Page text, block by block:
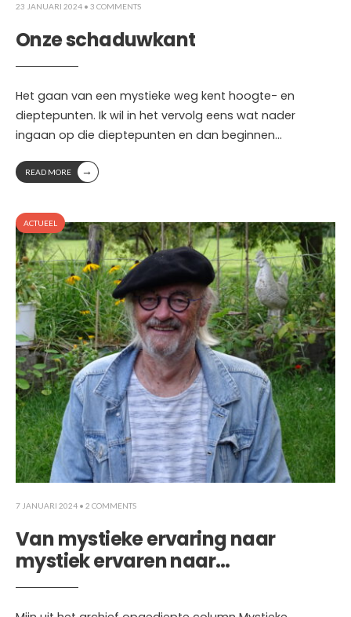
23 JANUARI 2024 • 3 COMMENTS
Onze schaduwkant
Het gaan van een mystieke weg kent hoogte- en
dieptepunten. Ik wil in het vervolg eens wat nader
ingaan op die dieptepunten en dan beginnen...
READ MORE →
ACTUEEL
7 JANUARI 2024 • 2 COMMENTS
Van mystieke ervaring naar
mystiek ervaren naar…